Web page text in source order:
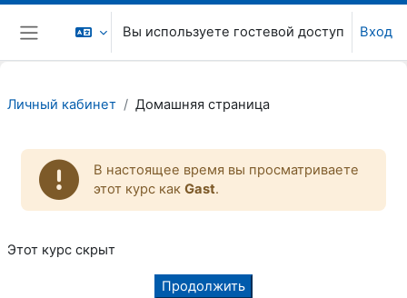
Перейти к основному содержанию
Боковая панель
Вы используете гостевой доступ Вход
Личный кабинет Домашняя страница
В настоящее время вы просматриваете
этот курс как Gast.
Этот курс скрыт
Продолжить